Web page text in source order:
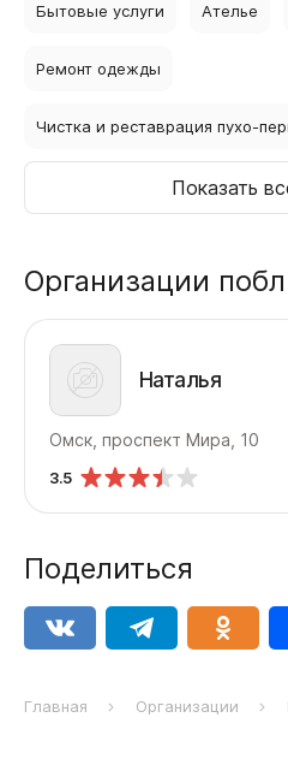
Бытовые услуги Ателье
Ремонт одежды
Чистка и реставрация пухо-
Показать
Организации
Наталья
Омск, проспект Мира, 10
3.5
Поделиться
Главная Организации